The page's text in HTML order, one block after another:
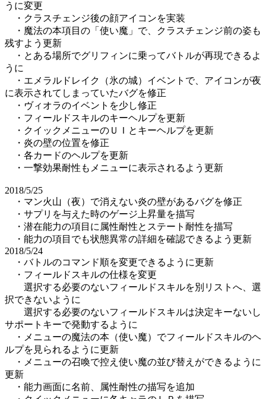
うに変更
・クラスチェンジ後の顔アイコンを実装
・魔法の本項目の「使い魔」で、クラスチェンジ前の姿も
残すよう更新
・とある場所でグリフィンに乗ってバトルが再現できるよ
うに
・エメラルドレイク（氷の城）イベントで、アイコンが夜
に表示されてしまっていたバグを修正
・ヴィオラのイベントを少し修正
・フィールドスキルのキーヘルプを更新
・クイックメニューのＵＩとキーヘルプを更新
・炎の壁の位置を修正
・各カードのヘルプを更新
・一撃効果耐性もメニューに表示されるよう更新
2018/5/25
・マン火山（夜）で消えない炎の壁があるバグを修正
・サプリを与えた時のゲージ上昇量を描写
・潜在能力の項目に属性耐性とステート耐性を描写
・能力の項目でも状態異常の詳細を確認できるよう更新
2018/5/24
・バトルのコマンド順を変更できるように更新
・フィールドスキルの仕様を変更
選択する必要のないフィールドスキルを別リストへ、選
択できないように
選択する必要のないフィールドスキルは決定キーないし
サポートキーで発動するように
・メニューの魔法の本（使い魔）でフィールドスキルのヘ
ルプを見られるように更新
・メニューの召喚で控え使い魔の並び替えができるように
更新
・能力画面に名前、属性耐性の描写を追加